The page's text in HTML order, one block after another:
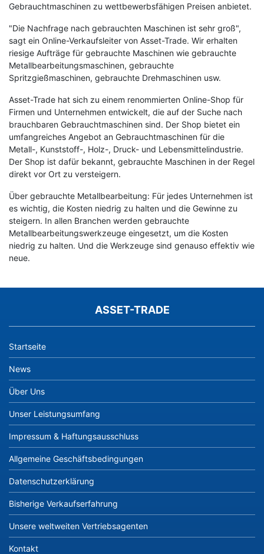
Gebrauchtmaschinen zu wettbewerbsfähigen Preisen anbietet.
"Die Nachfrage nach gebrauchten Maschinen ist sehr groß",
sagt ein Online-Verkaufsleiter von Asset-Trade. Wir erhalten
riesige Aufträge für gebrauchte Maschinen wie gebrauchte
Metallbearbeitungsmaschinen, gebrauchte
Spritzgießmaschinen, gebrauchte Drehmaschinen usw.
Asset-Trade hat sich zu einem renommierten Online-Shop für
Firmen und Unternehmen entwickelt, die auf der Suche nach
brauchbaren Gebrauchtmaschinen sind. Der Shop bietet ein
umfangreiches Angebot an Gebrauchtmaschinen für die
Metall-, Kunststoff-, Holz-, Druck- und Lebensmittelindustrie.
Der Shop ist dafür bekannt, gebrauchte Maschinen in der Regel
direkt vor Ort zu versteigern.
Über gebrauchte Metallbearbeitung: Für jedes Unternehmen ist
es wichtig, die Kosten niedrig zu halten und die Gewinne zu
steigern. In allen Branchen werden gebrauchte
Metallbearbeitungswerkzeuge eingesetzt, um die Kosten
niedrig zu halten. Und die Werkzeuge sind genauso effektiv wie
neue.
ASSET-TRADE
Startseite
News
Über Uns
Unser Leistungsumfang
Impressum & Haftungsausschluss
Allgemeine Geschäftsbedingungen
Datenschutzerklärung
Bisherige Verkaufserfahrung
Unsere weltweiten Vertriebsagenten
Kontakt